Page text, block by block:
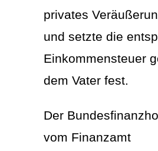
privates
und setzte die
Einkommensteuer
dem Vater fest.
Der
vom Finanzamt